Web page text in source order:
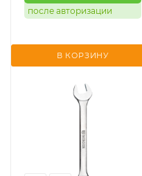
после авторизации
В КОРЗИНУ